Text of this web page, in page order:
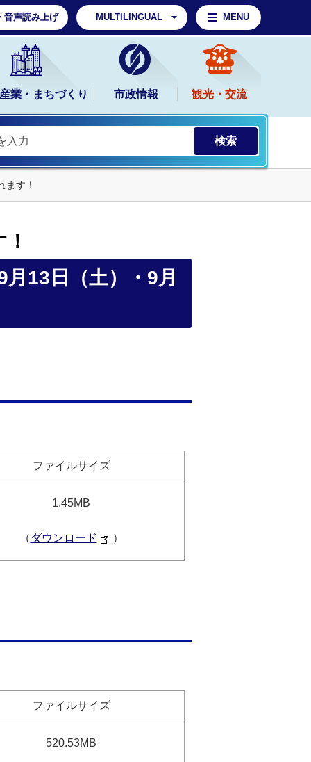
音声読み上げ MULTILINGUAL MENU
業・まちづくり 市政情報 観光・交流
ます！
月13日（土）・9月
ファイルサイズ
1.45MB
（ ダウンロード ）
ファイルサイズ
520.53MB